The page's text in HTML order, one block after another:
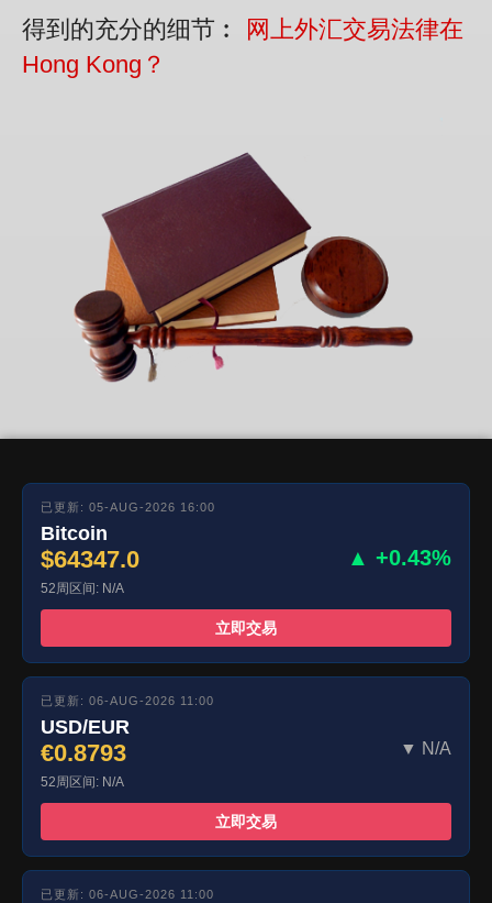
得到的充分的细节︰
网上外汇交易法律在
Hong Kong？
已更新: 05-AUG-2026 16:00
Bitcoin
$64347.0 ▲ +0.43%
52周区间: N/A
立即交易
已更新: 06-AUG-2026 11:00
USD/EUR
€0.8793 ▼ N/A
52周区间: N/A
立即交易
已更新: 06-AUG-2026 11:00